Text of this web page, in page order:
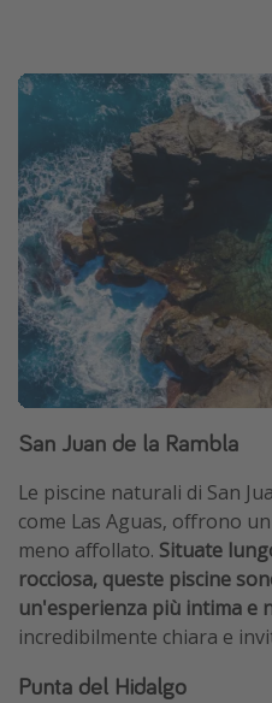
San Juan de la Rambla
Le piscine naturali di San
come Las Aguas, offrono
meno affollato. Situate
rocciosa, queste piscine
un'esperienza più intima e
incredibilmente chiara e
Punta del Hidalgo